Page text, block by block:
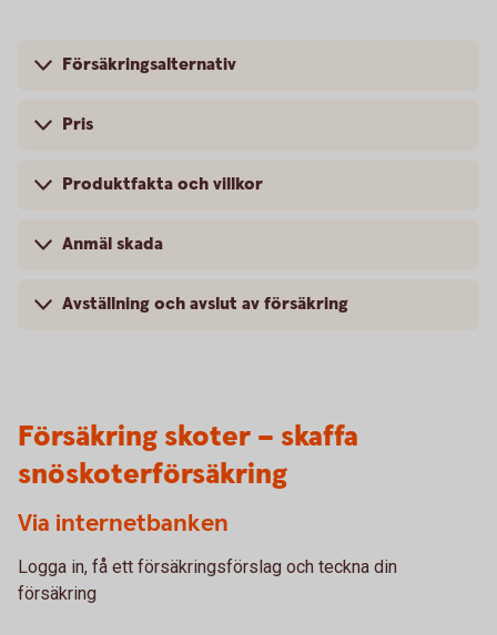
Försäkringsalternativ
Pris
Produktfakta och villkor
Anmäl skada
Avställning och avslut av försäkring
Försäkring skoter – skaffa
snöskoterförsäkring
Via internetbanken
Logga in, få ett försäkringsförslag och teckna din
försäkring